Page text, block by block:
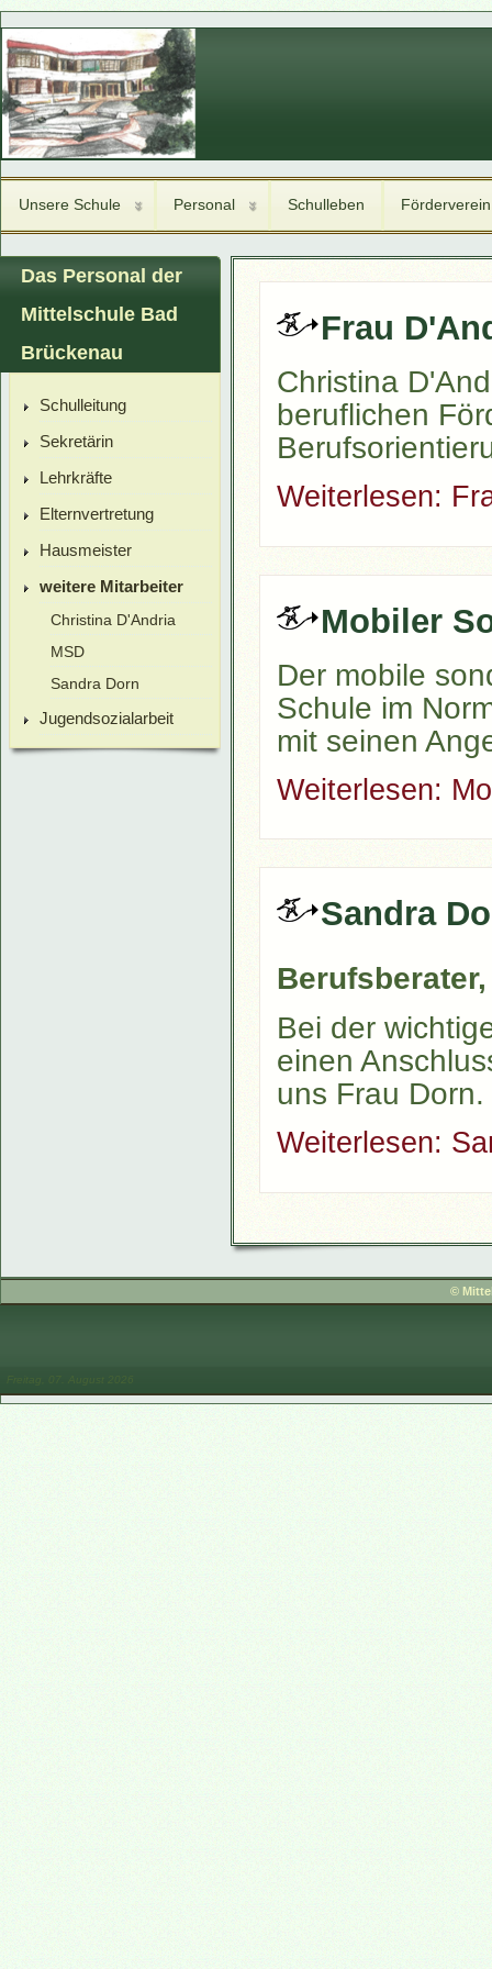
Unsere Schule Personal Schulleben Förderverein
Das Personal der
Mittelschule Bad
Brückenau
Schulleitung
Sekretärin
Lehrkräfte
Elternvertretung
Hausmeister
weitere Mitarbeiter
Christina D'Andria
MSD
Sandra Dorn
Jugendsozialarbeit
Frau
Christina
beruflichen
Weiterlesen:
Mobiler
Der mobile
Schule im
mit seinen
Weiterlesen:
Sandra
Bei der
einen
uns Frau Dorn.
Weiterlesen:
©